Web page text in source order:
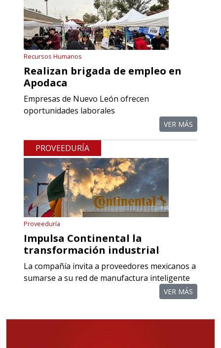
Recursos Humanos
Realizan brigada de empleo en
Apodaca
Empresas de Nuevo León ofrecen
oportunidades laborales
VER MÁS
PROVEEDURÍA
Proveeduría
Impulsa Continental la
transformación industrial
La compañía invita a proveedores mexicanos a
sumarse a su red de manufactura inteligente
VER MÁS